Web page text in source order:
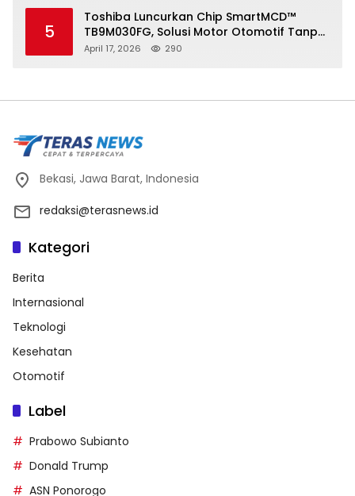
5
Toshiba Luncurkan Chip SmartMCD™
TB9M030FG, Solusi Motor Otomotif Tanpa
Sensor di Kecepatan Nol
April 17, 2026 290
Bekasi, Jawa Barat, Indonesia
redaksi@terasnews.id
Kategori
Berita
Internasional
Teknologi
Kesehatan
Otomotif
Label
Prabowo Subianto
Donald Trump
ASN Ponorogo